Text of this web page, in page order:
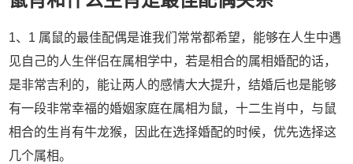
1、1 属鼠的最佳配偶是谁我们常常都希望，能够在人生中遇
见自己的人生伴侣在属相学中，若是相合的属相婚配的话，
是非常吉利的，能让两人的感情大大提升，结婚后也是能够
有一段非常幸福的婚姻家庭在属相为鼠，十二生肖中，与鼠
相合的生肖有牛龙猴，因此在选择婚配的时候，优先选择这
几个属相。